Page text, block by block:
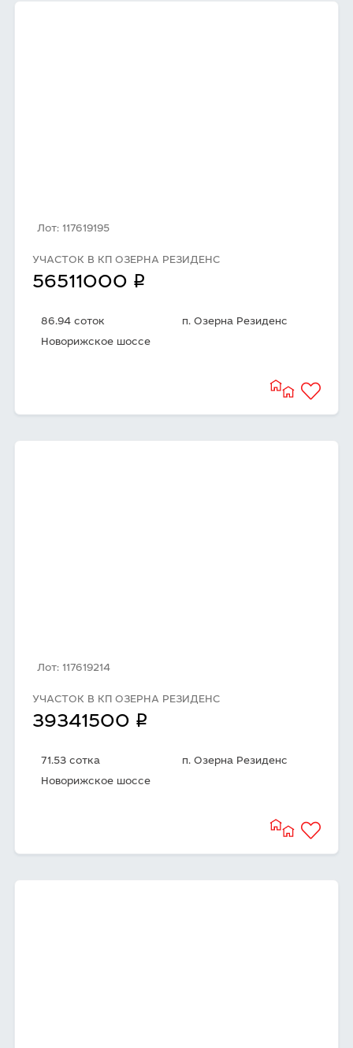
Лот: 117619195
УЧАСТОК В КП ОЗЕРНА РЕЗИДЕНС
56511000 q
86.94 соток
п. Озерна Резиденс
Новорижское шоссе
Лот: 117619214
УЧАСТОК В КП ОЗЕРНА РЕЗИДЕНС
39341500 q
71.53 сотка
п. Озерна Резиденс
Новорижское шоссе